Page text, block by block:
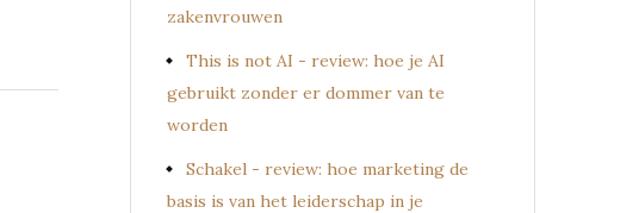
zakenvrouwen
This is not AI - review: hoe je AI
gebruikt zonder er dommer van te
worden
Schakel - review: hoe marketing de
basis is van het leiderschap in je